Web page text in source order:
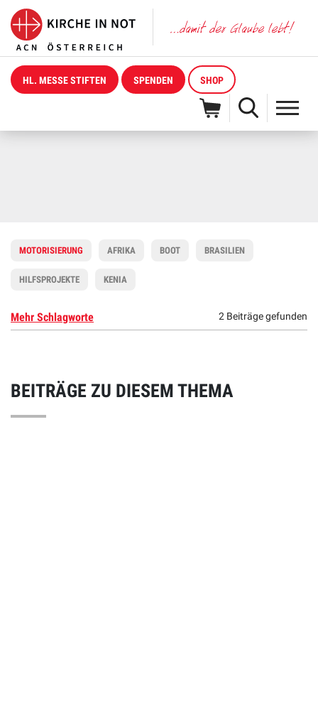
HL. MESSE STIFTEN SPENDEN SHOP
AFRIKA BOOT BRASILIEN
HILFSPROJEKTE KENIA
MOTORISIERUNG
Mehr Schlagworte 2 Beiträge gefunden
BEITRÄGE ZU DIESEM THEMA